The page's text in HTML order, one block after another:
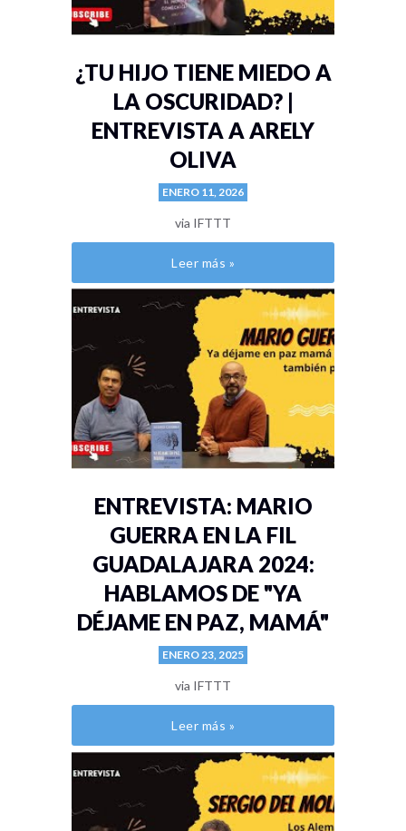
¿TU HIJO TIENE MIEDO A
LA OSCURIDAD? |
ENTREVISTA A ARELY
OLIVA
ENERO 11, 2026
via IFTTT
Leer más »
ENTREVISTA: MARIO
GUERRA EN LA FIL
GUADALAJARA 2024:
HABLAMOS DE "YA
DÉJAME EN PAZ, MAMÁ"
ENERO 23, 2025
via IFTTT
Leer más »